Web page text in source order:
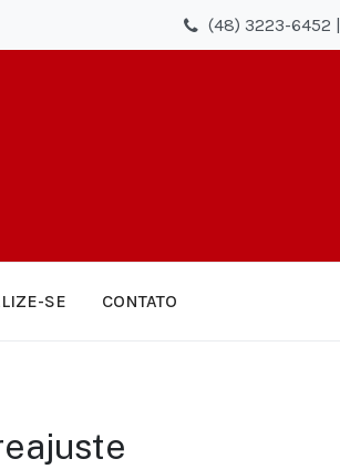
(48) 3223-6452 |
SE CONTATO